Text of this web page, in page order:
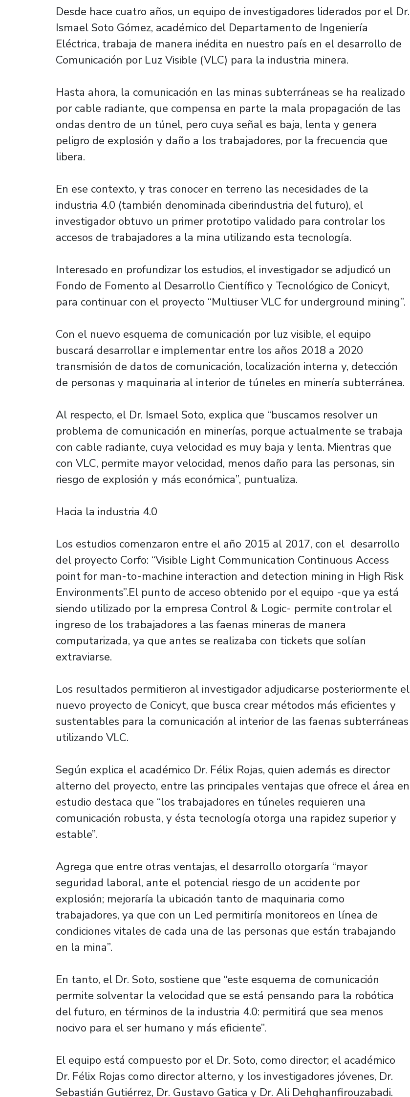
Desde hace cuatro años, un equipo de investigadores liderados por el Dr.
Ismael Soto Gómez, académico del Departamento de Ingeniería
Eléctrica, trabaja de manera inédita en nuestro país en el desarrollo de
Comunicación por Luz Visible (VLC) para la industria minera.
Hasta ahora, la comunicación en las minas subterráneas se ha realizado
por cable radiante, que compensa en parte la mala propagación de las
ondas dentro de un túnel, pero cuya señal es baja, lenta y genera
peligro de explosión y daño a los trabajadores, por la frecuencia que
libera.
En ese contexto, y tras conocer en terreno las necesidades de la
industria 4.0 (también denominada ciberindustria del futuro), el
investigador obtuvo un primer prototipo validado para controlar los
accesos de trabajadores a la mina utilizando esta tecnología.
Interesado en profundizar los estudios, el investigador se adjudicó un
Fondo de Fomento al Desarrollo Científico y Tecnológico de Conicyt,
para continuar con el proyecto “Multiuser VLC for underground mining”.
Con el nuevo esquema de comunicación por luz visible, el equipo
buscará desarrollar e implementar entre los años 2018 a 2020
transmisión de datos de comunicación, localización interna y, detección
de personas y maquinaria al interior de túneles en minería subterránea.
Al respecto, el Dr. Ismael Soto, explica que “buscamos resolver un
problema de comunicación en minerías, porque actualmente se trabaja
con cable radiante, cuya velocidad es muy baja y lenta. Mientras que
con VLC, permite mayor velocidad, menos daño para las personas, sin
riesgo de explosión y más económica”, puntualiza.
Hacia la industria 4.0
Los estudios comenzaron entre el año 2015 al 2017, con el desarrollo
del proyecto Corfo: “Visible Light Communication Continuous Access
point for man-to-machine interaction and detection mining in High Risk
Environments”.El punto de acceso obtenido por el equipo -que ya está
siendo utilizado por la empresa Control & Logic- permite controlar el
ingreso de los trabajadores a las faenas mineras de manera
computarizada, ya que antes se realizaba con tickets que solían
extraviarse.
Los resultados permitieron al investigador adjudicarse posteriormente el
nuevo proyecto de Conicyt, que busca crear métodos más eficientes y
sustentables para la comunicación al interior de las faenas subterráneas
utilizando VLC.
Según explica el académico Dr. Félix Rojas, quien además es director
alterno del proyecto, entre las principales ventajas que ofrece el área en
estudio destaca que “los trabajadores en túneles requieren una
comunicación robusta, y ésta tecnología otorga una rapidez superior y
estable”.
Agrega que entre otras ventajas, el desarrollo otorgaría “mayor
seguridad laboral, ante el potencial riesgo de un accidente por
explosión; mejoraría la ubicación tanto de maquinaria como
trabajadores, ya que con un Led permitiría monitoreos en línea de
condiciones vitales de cada una de las personas que están trabajando
en la mina”.
En tanto, el Dr. Soto, sostiene que “este esquema de comunicación
permite solventar la velocidad que se está pensando para la robótica
del futuro, en términos de la industria 4.0: permitirá que sea menos
nocivo para el ser humano y más eficiente”.
El equipo está compuesto por el Dr. Soto, como director; el académico
Dr. Félix Rojas como director alterno, y los investigadores jóvenes, Dr.
Sebastián Gutiérrez, Dr. Gustavo Gatica y Dr. Ali Dehghanfirouzabadi.